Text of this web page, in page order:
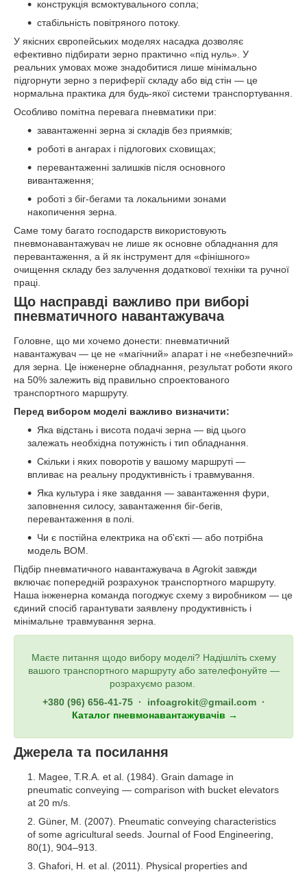
конструкція всмоктувального сопла;
стабільність повітряного потоку.
У якісних європейських моделях насадка дозволяє
ефективно підбирати зерно практично «під нуль». У
реальних умовах може знадобитися лише мінімально
підгорнути зерно з периферії складу або від стін — це
нормальна практика для будь-якої системи транспортування.
Особливо помітна перевага пневматики при:
завантаженні зерна зі складів без приямків;
роботі в ангарах і підлогових сховищах;
перевантаженні залишків після основного
вивантаження;
роботі з біг-бегами та локальними зонами
накопичення зерна.
Саме тому багато господарств використовують
пневмонавантажувач не лише як основне обладнання для
перевантаження, а й як інструмент для «фінішного»
очищення складу без залучення додаткової техніки та ручної
праці.
Що насправді важливо при виборі
пневматичного навантажувача
Головне, що ми хочемо донести: пневматичний
навантажувач — це не «магічний» апарат і не «небезпечний»
для зерна. Це інженерне обладнання, результат роботи якого
на 50% залежить від правильно спроектованого
транспортного маршруту.
Перед вибором моделі важливо визначити:
Яка відстань і висота подачі зерна — від цього
залежать необхідна потужність і тип обладнання.
Скільки і яких поворотів у вашому маршруті —
впливає на реальну продуктивність і травмування.
Яка культура і яке завдання — завантаження фури,
заповнення силосу, завантаження біг-бегів,
перевантаження в полі.
Чи є постійна електрика на об'єкті — або потрібна
модель ВОМ.
Підбір пневматичного навантажувача в Agrokit завжди
включає попередній розрахунок транспортного маршруту.
Наша інженерна команда погоджує схему з виробником — це
єдиний спосіб гарантувати заявлену продуктивність і
мінімальне травмування зерна.
Маєте питання щодо вибору моделі? Надішліть схему
вашого транспортного маршруту або зателефонуйте —
розрахуємо разом.
+380 (96) 656-41-75 · infoagrokit@gmail.com ·
Каталог пневмонавантажувачів →
Джерела та посилання
Magee, T.R.A. et al. (1984). Grain damage in
pneumatic conveying — comparison with bucket elevators
at 20 m/s.
Güner, M. (2007). Pneumatic conveying characteristics
of some agricultural seeds. Journal of Food Engineering,
80(1), 904–913.
Ghafori, H. et al. (2011). Physical properties and